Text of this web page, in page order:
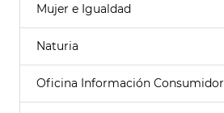
Mujer e Igualdad
Naturia
Oficina Información Consumidor